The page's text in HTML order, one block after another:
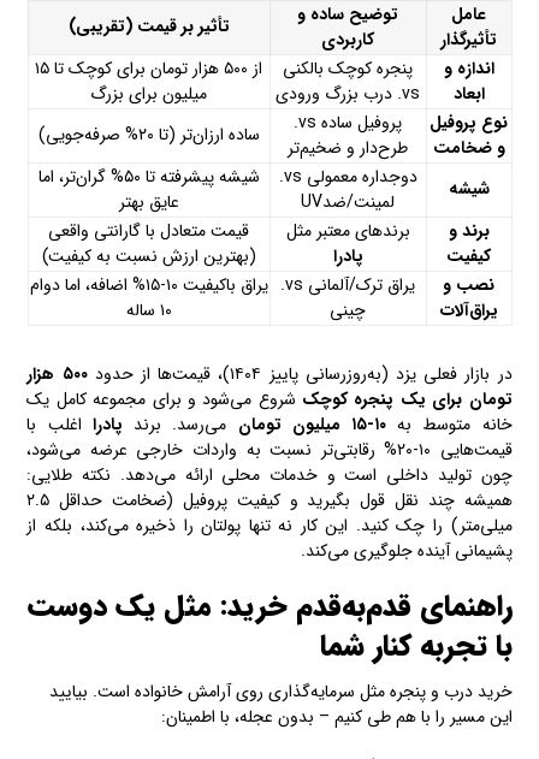
عامل
تأثیرگذار
توضیح ساده و
کاربردی
تأثیر بر قیمت (تقریبی)
اندازه و
ابعاد
پنجره کوچک بالکنی
vs. درب بزرگ ورودی
از ۵۰۰ هزار تومان برای کوچک تا ۱۵
میلیون برای بزرگ
نوع پروفیل
و ضخامت
پروفیل ساده vs.
طرح‌دار و ضخیم‌تر
ساده ارزان‌تر (تا ۲۰% صرفه‌جویی)
شیشه
دوجداره معمولی vs.
لمینت/ضدUV
شیشه پیشرفته تا ۵۰% گران‌تر، اما
عایق بهتر
برند و
کیفیت
برندهای معتبر مثل
پادرا
قیمت متعادل با گارانتی واقعی
(بهترین ارزش نسبت به کیفیت)
نصب و
یراق‌آلات
یراق ترک/آلمانی vs.
چینی
یراق باکیفیت ۱۰-۱۵% اضافه، اما دوام
۱۰ ساله
در بازار فعلی یزد (به‌روزرسانی پاییز ۱۴۰۴)، قیمت‌ها از حدود ۵۰۰ هزار
تومان برای یک پنجره کوچک شروع می‌شود و برای مجموعه کامل یک
خانه متوسط به۱۰-۱۵ میلیون تومان می‌رسد. برند پادرا اغلب با
قیمت‌هایی ۱۰-۲۰% رقابتی‌تر نسبت به واردات خارجی عرضه می‌شود،
چون تولید داخلی است و خدمات محلی ارائه می‌دهد. نکته طلایی:
همیشه چند نقل قول بگیرید و کیفیت پروفیل (ضخامت حداقل ۲.۵
میلی‌متر) را چک کنید. این کار نه تنها پولتان را ذخیره می‌کند، بلکه از
پشیمانی آینده جلوگیری می‌کند.
راهنمای قدم‌به‌قدم خرید: مثل یک دوست
با تجربه کنار شما
خرید درب و پنجره مثل سرمایه‌گذاری روی آرامش خانواده است. بیایید
این مسیر را با هم طی کنیم – بدون عجله، با اطمینان: